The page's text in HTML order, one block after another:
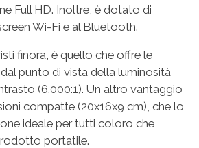
Full HD. Inoltre, è dotato di
Wi-Fi e al Bluetooth.
finora, è quello che offre le
punto di vista della luminosità
(6.000:1). Un altro vantaggio
compatte (20x16x9 cm), che lo
ideale per tutti coloro che
portatile.